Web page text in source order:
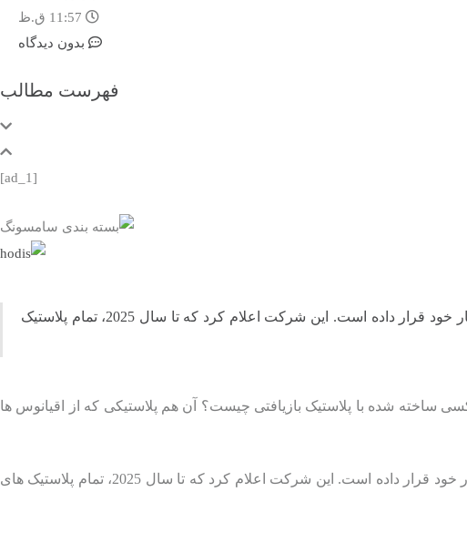
11:57 ق.ظ
بدون دیدگاه
فهرست مطالب
[ad_1]
غول سازنده تجهیزات الکترونیکی یکی از آخرین شرکت های فناوری است که حمایت هرچه بیشتر از محیط زیست را در دستور کار خود قرار داده است. این شرکت اعلام کرد که تا سال 2025، تمام پلاستیک
ساخته شده با پلاستیک بازیافتی چیست؟ آن هم پلاستیکی که از اقیانوس ها
غول سازنده تجهیزات الکترونیکی یکی از آخرین شرکت های فناوری است که حمایت هرچه بیشتر از محیط زیست را در دستور کار خود قرار داده است. این شرکت اعلام کرد که تا سال 2025، تمام پلاستیک های